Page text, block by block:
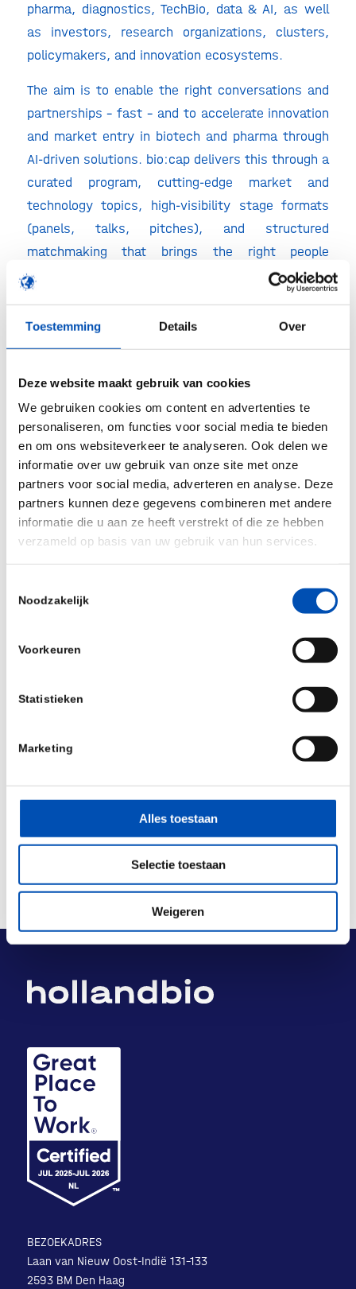
Toestemming Details Over
Deze website maakt gebruik van cookies
We gebruiken cookies om content en advertenties te
personaliseren, om functies voor social media te bieden
en om ons websiteverkeer te analyseren. Ook delen we
informatie over uw gebruik van onze site met onze
partners voor social media, adverteren en analyse. Deze
partners kunnen deze gegevens combineren met andere
informatie die u aan ze heeft verstrekt of die ze hebben
verzameld op basis van uw gebruik van hun services.
Noodzakelijk
Voorkeuren
Statistieken
Marketing
Alles toestaan
Selectie toestaan
Weigeren
pharma, diagnostics, TechBio, data & AI, as well
as investors, research organizations, clusters,
policymakers, and innovation ecosystems.
The aim is to enable the right conversations and
partnerships – fast – and to accelerate innovation
and market entry in biotech and pharma through
AI-driven solutions. bio:cap delivers this through a
curated program, cutting-edge market and
technology topics, high-visibility stage formats
(panels, talks, pitches), and structured
matchmaking that brings the right people
together.
The event is expected to welcome 2,500+
participants and 100+ exhibitors from across
Europe and beyond.
bio:cap is organized by Messe Berlin in
cooperation with Charité – Universitätsmedizin
Berlin, the Berlin Institute of Health (BIH), and the
Hasso Plattner Institute (HPI).
Special conditions for Hollandbio members:
Hollandbio members receive access to discounted
tickets (Investor, Industry, Scale & Start-up
tickets; 25% discount) as well as a 10% discount
on stand bookings (valid until 31 March 2026).
Please get your discount codes via the button in
https://www.biocap-
exhibit@biocap-
Deel dit stuk
BEZOEKADRES
Laan van Nieuw Oost-Indië 131-133
2593 BM Den Haag